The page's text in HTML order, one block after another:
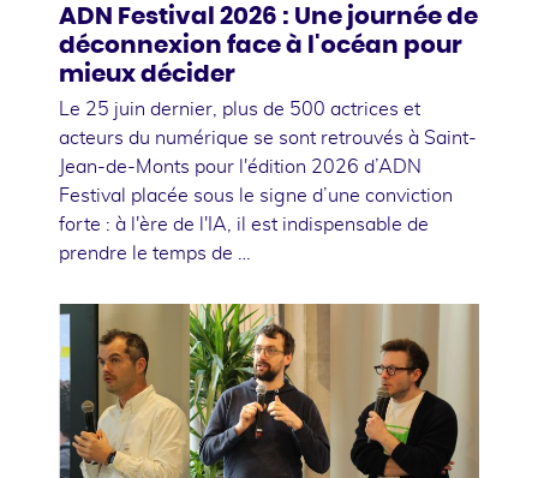
ADN Festival 2026 : Une journée de
déconnexion face à l'océan pour
mieux décider
Le 25 juin dernier, plus de 500 actrices et
acteurs du numérique se sont retrouvés à Saint-
Jean-de-Monts pour l'édition 2026 d’ADN
Festival placée sous le signe d’une conviction
forte : à l'ère de l'IA, il est indispensable de
prendre le temps de …